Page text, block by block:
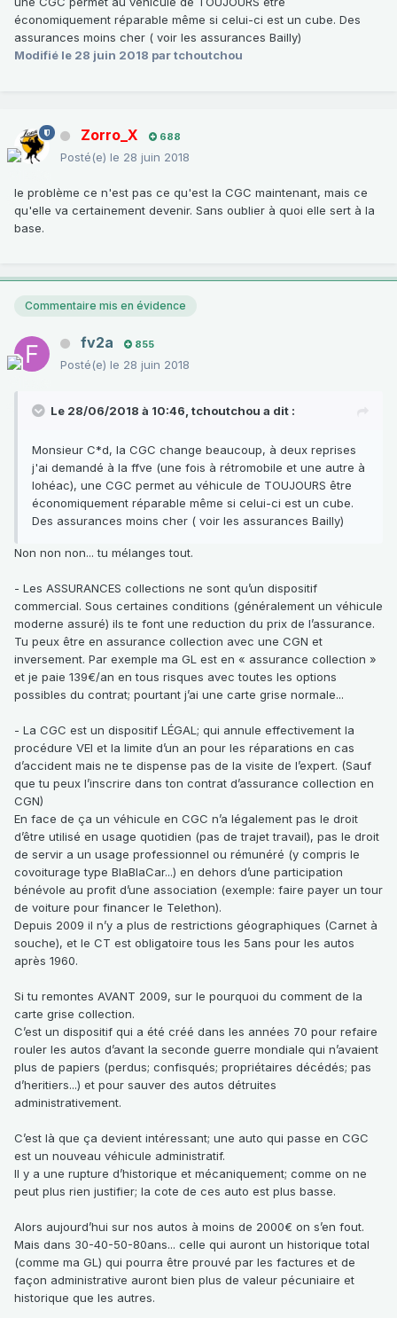
économiquement réparable même si celui-ci est un cube. Des
assurances moins cher ( voir les assurances Bailly)
Modifié le 28 juin 2018 par tchoutchou
Zorro_X 688
Posté(e) le 28 juin 2018
le problème ce n'est pas ce qu'est la CGC maintenant, mais ce
qu'elle va certainement devenir. Sans oublier à quoi elle sert à la
base.
Commentaire mis en évidence
fv2a 855
Posté(e) le 28 juin 2018
Le 28/06/2018 à 10:46, tchoutchou a dit :
Monsieur C*d, la CGC change beaucoup, à deux reprises
j'ai demandé à la ffve (une fois à rétromobile et une autre à
lohéac), une CGC permet au véhicule de TOUJOURS être
économiquement réparable même si celui-ci est un cube.
Des assurances moins cher ( voir les assurances Bailly)
Non non non... tu mélanges tout.
- Les ASSURANCES collections ne sont qu’un dispositif
commercial. Sous certaines conditions (généralement un véhicule
moderne assuré) ils te font une reduction du prix de l’assurance.
Tu peux être en assurance collection avec une CGN et
inversement. Par exemple ma GL est en « assurance collection »
et je paie 139€/an en tous risques avec toutes les options
possibles du contrat; pourtant j’ai une carte grise normale...
- La CGC est un dispositif LÉGAL; qui annule effectivement la
procédure VEI et la limite d’un an pour les réparations en cas
d’accident mais ne te dispense pas de la visite de l’expert. (Sauf
que tu peux l’inscrire dans ton contrat d’assurance collection en
CGN)
En face de ça un véhicule en CGC n’a légalement pas le droit
d’être utilisé en usage quotidien (pas de trajet travail), pas le droit
de servir a un usage professionnel ou rémunéré (y compris le
covoiturage type BlaBlaCar...) en dehors d’une participation
bénévole au profit d’une association (exemple: faire payer un tour
de voiture pour financer le Telethon).
Depuis 2009 il n’y a plus de restrictions géographiques (Carnet à
souche), et le CT est obligatoire tous les 5ans pour les autos
après 1960.
Si tu remontes AVANT 2009, sur le pourquoi du comment de la
carte grise collection.
C’est un dispositif qui a été créé dans les années 70 pour refaire
rouler les autos d’avant la seconde guerre mondiale qui n’avaient
plus de papiers (perdus; confisqués; propriétaires décédés; pas
d’heritiers...) et pour sauver des autos détruites
administrativement.
C’est là que ça devient intéressant; une auto qui passe en CGC
est un nouveau véhicule administratif.
Il y a une rupture d’historique et mécaniquement; comme on ne
peut plus rien justifier; la cote de ces auto est plus basse.
Alors aujourd’hui sur nos autos à moins de 2000€ on s’en fout.
Mais dans 30-40-50-80ans... celle qui auront un historique total
(comme ma GL) qui pourra être prouvé par les factures et de
façon administrative auront bien plus de valeur pécuniaire et
historique que les autres.